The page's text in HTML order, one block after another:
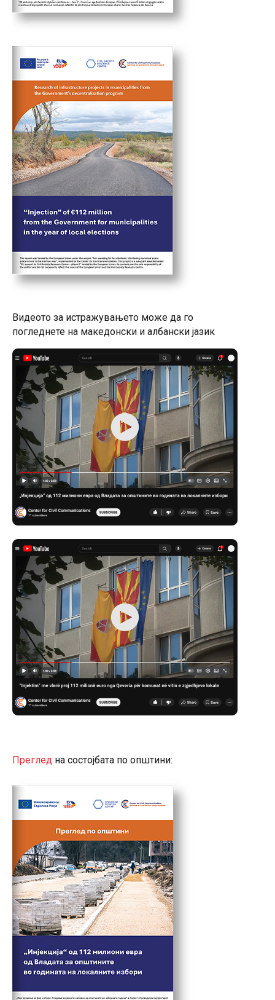
Видеото за истражувањето може да го
погледнете на македонски и албански јазик
Преглед на состојбата по општини: